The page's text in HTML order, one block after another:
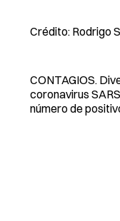
Crédito: Rodrigo
CONTAGIOS.
coronavirus
número de